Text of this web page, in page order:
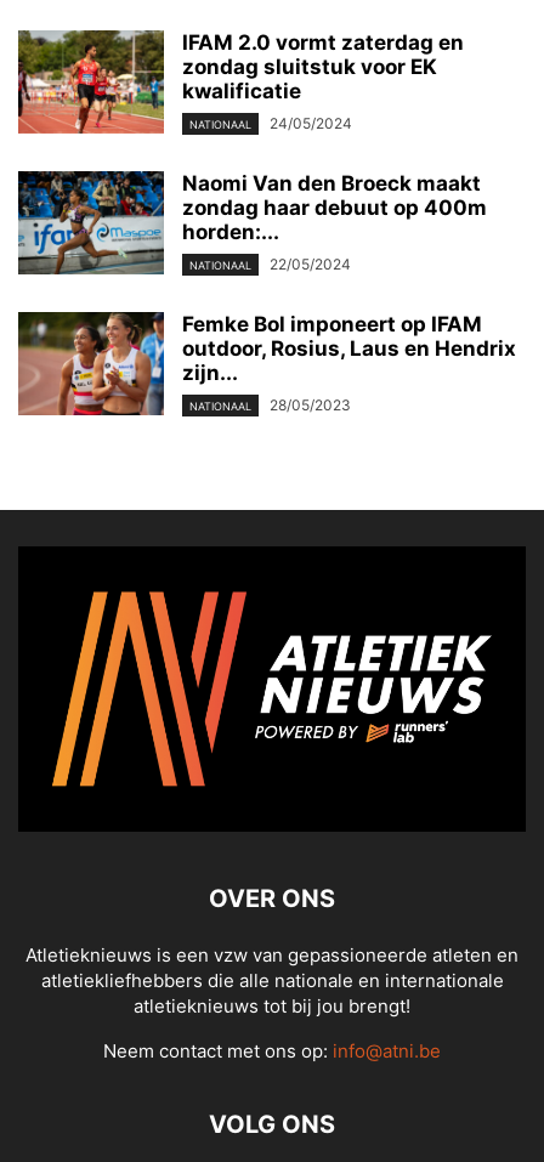
IFAM 2.0 vormt zaterdag en
zondag sluitstuk voor EK
kwalificatie
NATIONAAL 24/05/2024
Naomi Van den Broeck maakt
zondag haar debuut op 400m
horden:...
NATIONAAL 22/05/2024
Femke Bol imponeert op IFAM
outdoor, Rosius, Laus en Hendrix
zijn...
NATIONAAL 28/05/2023
OVER ONS
Atletieknieuws is een vzw van gepassioneerde atleten en
atletiekliefhebbers die alle nationale en internationale
atletieknieuws tot bij jou brengt!
Neem contact met ons op: info@atni.be
VOLG ONS